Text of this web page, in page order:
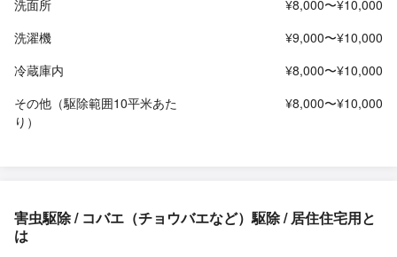
洗面所
¥8,000〜¥10,000
洗濯機
¥9,000〜¥10,000
冷蔵庫内
¥8,000〜¥10,000
その他（駆除範囲10平米あた
り）
¥8,000〜¥10,000
害虫駆除 / コバエ（チョウバエなど）駆除 / 居住住宅用と
は